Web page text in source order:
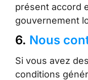
présent accord
gouvernement
6. Nous
Si vous avez
conditions